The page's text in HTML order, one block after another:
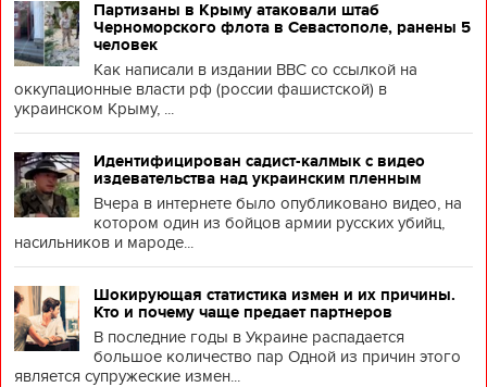
Партизаны в Крыму атаковали штаб
Черноморского флота в Севастополе, ранены 5
человек
Как написали в издании BBC со ссылкой на
оккупационные власти рф (россии фашистской) в
украинском Крыму, ...
Идентифицирован садист-калмык с видео
издевательства над украинским пленным
Вчера в интернете было опубликовано видео, на
котором один из бойцов армии русских убийц,
насильников и мароде...
Шокирующая статистика измен и их причины.
Кто и почему чаще предает партнеров
В последние годы в Украине распадается
большое количество пар Одной из причин этого
является супружеские измен...